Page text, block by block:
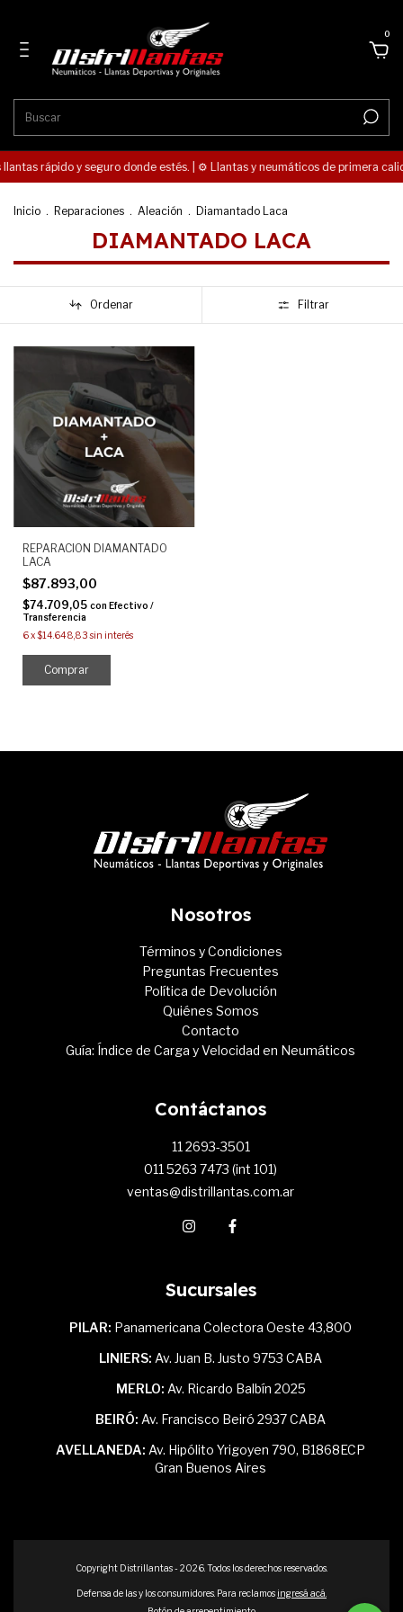
0
rápido y seguro donde estés. | ⚙️ Llantas y neumáticos de primera
Inicio . Reparaciones . Aleación . Diamantado Laca
DIAMANTADO LACA
Ordenar Filtrar
REPARACION DIAMANTADO
LACA
$87.893,00
$74.709,05 con Efectivo /
Transferencia
6x$14.648,83 sin interés
Comprar
Nosotros
Términos y Condiciones
Preguntas Frecuentes
Política de Devolución
Quiénes Somos
Contacto
Guía: Índice de Carga y Velocidad en Neumáticos
Contáctanos
11 2693-3501
011 5263 7473 (int 101)
ventas@distrillantas.com.ar
Sucursales
PILAR: Panamericana Colectora Oeste 43,800
LINIERS: Av. Juan B. Justo 9753 CABA
MERLO: Av. Ricardo Balbín 2025
BEIRÓ: Av. Francisco Beiró 2937 CABA
AVELLANEDA: Av. Hipólito Yrigoyen 790, B1868ECP
Gran Buenos Aires
Copyright Distrillantas - 2026. Todos los derechos reservados.
Defensa de las y los consumidores. Para reclamos ingresá acá.